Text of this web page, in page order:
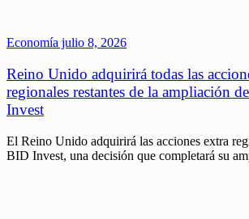
Economía julio 8, 2026
Reino Unido adquirirá todas las
regionales restantes de la ampliación
Invest
El Reino Unido adquirirá las acciones extra
BID Invest, una decisión que completará su